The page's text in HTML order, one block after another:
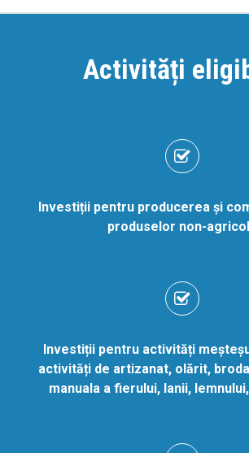
Activități
Investiții pentru producerea și
produselor non-
Investiții pentru activități
activități de artizanat, olărit,
manuala a fierului, lanii,